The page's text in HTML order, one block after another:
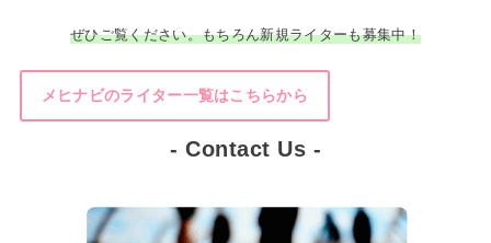
ぜひご覧ください。もちろん新規ライターも募集中！
メヒナビのライター一覧はこちらから
- Contact Us -